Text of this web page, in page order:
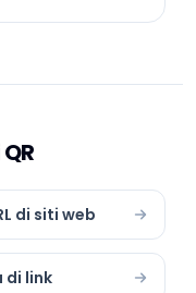
di siti web
di link